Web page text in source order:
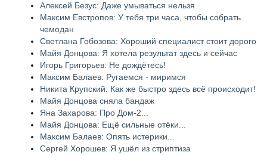
Алексей Безус: Даже умываться нельзя
Максим Евстропов: У тебя три часа, чтобы собрать
чемодан
Светлана Гобозова: Хороший специалист стоит дорого
Майя Донцова: Я хотела результат здесь и сейчас
Игорь Григорьев: Не дождётесь!
Максим Балаев: Ругаемся - миримся
Никита Крупский: Как же быстро здесь всё происходит!
Майя Донцова сняла бандаж
Яна Захарова: Про Дом-2...
Майя Донцова: Ещё сильные отёки...
Максим Балаев: Опять истерики...
Сергей Хорошев: Я ушёл из стриптиза